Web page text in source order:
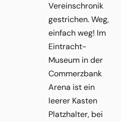
Vereinschronik
gestrichen. Weg,
einfach weg! Im
Eintracht-
Museum in der
Commerzbank
Arena ist ein
leerer Kasten
Platzhalter, bei